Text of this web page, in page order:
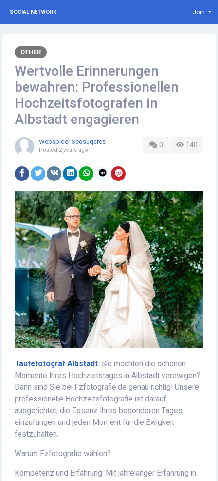
SOCIAL NETWORK Join
OTHER
Wertvolle Erinnerungen
bewahren: Professionellen
Hochzeitsfotografen in
Albstadt engagieren
0 140
Webspider Seosuqares
Posted 2 years ago
Taufefotograf Albstadt: Sie möchten die schönen
Momente Ihres Hochzeitstages in Albstadt verewigen?
Dann sind Sie bei Fzfotografie.de genau richtig! Unsere
professionelle Hochzeitsfotografie ist darauf
ausgerichtet, die Essenz Ihres besonderen Tages
einzufangen und jeden Moment für die Ewigkeit
festzuhalten.
Warum Fzfotografie wählen?
Kompetenz und Erfahrung: Mit jahrelanger Erfahrung in